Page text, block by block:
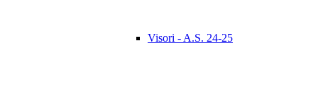
Visori - A.S. 24-25